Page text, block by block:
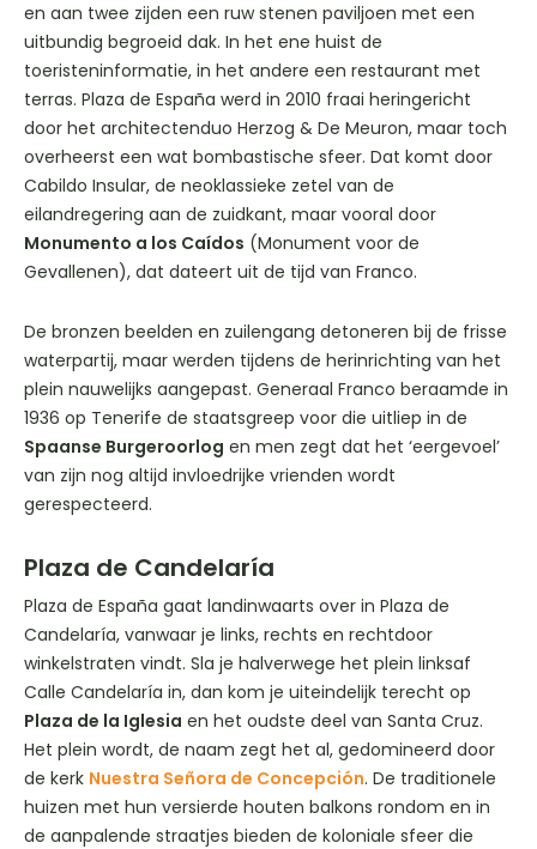
en aan twee zijden een ruw stenen paviljoen met een
uitbundig begroeid dak. In het ene huist de
toeristeninformatie, in het andere een restaurant met
terras. Plaza de España werd in 2010 fraai heringericht
door het architectenduo Herzog & De Meuron, maar toch
overheerst een wat bombastische sfeer. Dat komt door
Cabildo Insular, de neoklassieke zetel van de
eilandregering aan de zuidkant, maar vooral door
Monumento a los Caídos (Monument voor de
Gevallenen), dat dateert uit de tijd van Franco.
De bronzen beelden en zuilengang detoneren bij de frisse
waterpartij, maar werden tijdens de herinrichting van het
plein nauwelijks aangepast. Generaal Franco beraamde in
1936 op Tenerife de staatsgreep voor die uitliep in de
Spaanse Burgeroorlog en men zegt dat het ‘eergevoel’
van zijn nog altijd invloedrijke vrienden wordt
gerespecteerd.
Plaza de Candelaría
Plaza de España gaat landinwaarts over in Plaza de
Candelaría, vanwaar je links, rechts en rechtdoor
winkelstraten vindt. Sla je halverwege het plein linksaf
Calle Candelaría in, dan kom je uiteindelijk terecht op
Plaza de la Iglesia en het oudste deel van Santa Cruz.
Het plein wordt, de naam zegt het al, gedomineerd door
de kerk Nuestra Señora de Concepción. De traditionele
huizen met hun versierde houten balkons rondom en in
de aanpalende straatjes bieden de koloniale sfeer die